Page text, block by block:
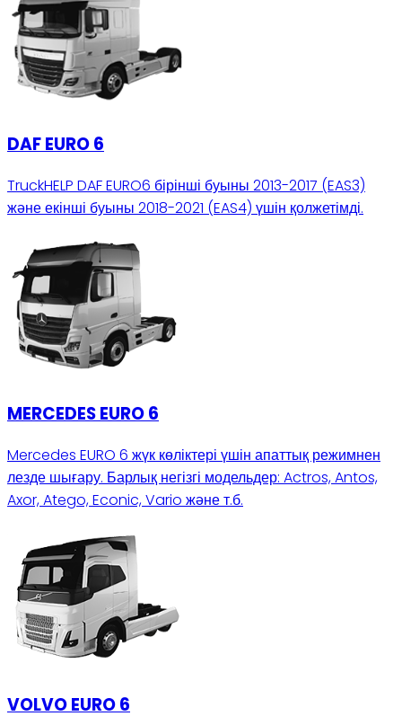
DAF EURO 6
TruckHELP DAF EURO6 бірінші буыны 2013-2017 (EAS3)
және екінші буыны 2018-2021 (EAS4) үшін қолжетімді.
MERCEDES EURO 6
Mercedes EURO 6 жүк көліктері үшін апаттық режимнен
лезде шығару. Барлық негізгі модельдер: Actros, Antos,
Axor, Atego, Econic, Vario және т.б.
VOLVO EURO 6